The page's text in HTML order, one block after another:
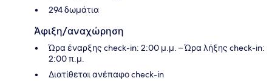
294 δωμάτια
Άφιξη/αναχώρηση
Ώρα έναρξης check-in: 2:00 μ.μ. – Ώρα λήξης check-in:
2:00 π.μ.
Διατίθεται ανέπαφο check-in